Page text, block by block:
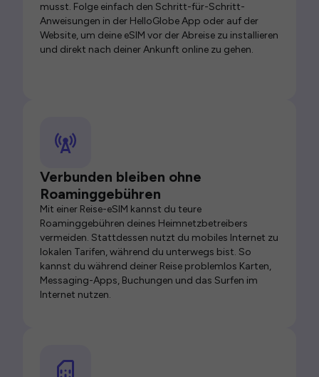
musst. Folge einfach den Schritt-für-Schritt-
Anweisungen in der HelloGlobe App oder auf der
Website, um deine eSIM vor der Abreise zu installieren
und direkt nach deiner Ankunft online zu gehen.
Verbunden bleiben ohne
Roaminggebühren
Mit einer Reise-eSIM kannst du teure
Roaminggebühren deines Heimnetzbetreibers
vermeiden. Stattdessen nutzt du mobiles Internet zu
lokalen Tarifen, während du unterwegs bist. So
kannst du während deiner Reise problemlos Karten,
Messaging-Apps, Buchungen und das Surfen im
Internet nutzen.